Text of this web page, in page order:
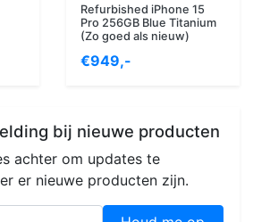
Refurbished iPhone 15
Pro 256GB Blue Titanium
(Zo goed als nieuw)
€949,-
bij nieuwe producten
achter om updates te
er nieuwe producten zijn.